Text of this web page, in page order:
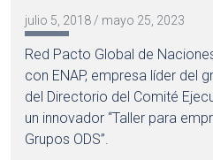
julio 5, 2018 / mayo 25, 2023
Red Pacto Global de
con ENAP, empresa líder del
del Directorio del Comité
un innovador “Taller para
Grupos ODS”.